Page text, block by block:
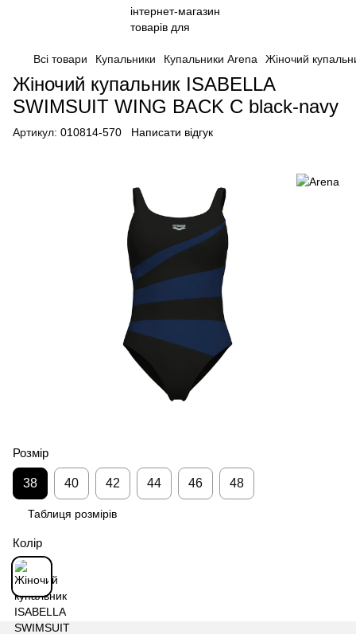
Всі товари Купальники Купальники Arena Жіночий
Жіночий купальник ISABELLA
SWIMSUIT WING BACK C black-navy
Артикул: 010814-570 Написати відгук
Розмір
38 40 42 44 46 48
Таблиця розмірів
Колір